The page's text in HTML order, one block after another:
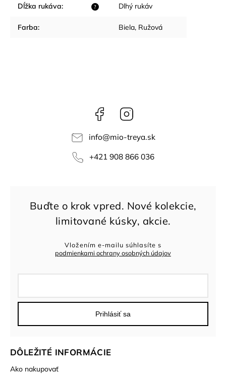
?
Dĺžka rukáva: Dlhý rukáv
Farba: Biela, Ružová
Facebook
info@mio-treya.sk
+421 908 866 036
DÔLEŽITÉ INFORMÁCIE
Ako nakupovať
Vložením e-mailu súhlasíte s
podmienkami ochrany osobných údajov
Prihlásiť sa